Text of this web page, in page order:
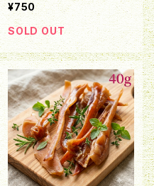
¥750
SOLD OUT